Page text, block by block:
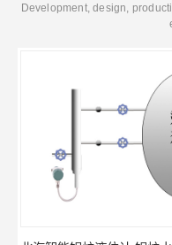
Development, design,